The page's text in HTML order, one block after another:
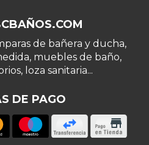
de bañera y ducha,
muebles de baño,
loza sanitaria...
DE PAGO